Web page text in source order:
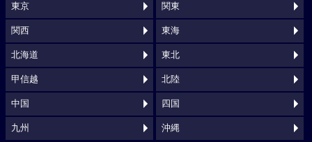
東京 関東
関西 東海
北海道 東北
甲信越 北陸
中国 四国
九州 沖縄